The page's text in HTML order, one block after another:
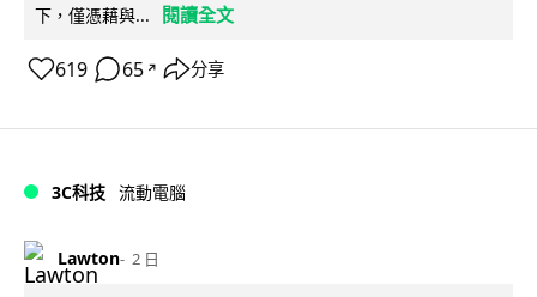
下，僅憑藉與...
閱讀全文
619 65 ↗ 分享
3C科技 流動電腦
Lawton 2 日